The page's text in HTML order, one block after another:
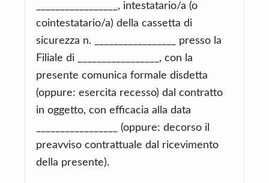
_________________, intestatario/a (o
cointestatario/a) della cassetta di
sicurezza n. _________________ presso la
Filiale di _________________, con la
presente comunica formale disdetta
(oppure: esercita recesso) dal contratto
in oggetto, con efficacia alla data
_________________ (oppure: decorso il
preavviso contrattuale dal ricevimento
della presente).